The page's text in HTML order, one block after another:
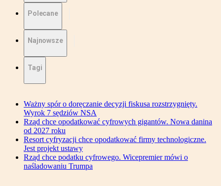
Polecane
Najnowsze
Tagi
Ważny spór o doręczanie decyzji fiskusa rozstrzygnięty.
Wyrok 7 sędziów NSA
Rząd chce opodatkować cyfrowych gigantów. Nowa danina
od 2027 roku
Resort cyfryzacji chce opodatkować firmy technologiczne.
Jest projekt ustawy
Rząd chce podatku cyfrowego. Wicepremier mówi o
naśladowaniu Trumpa